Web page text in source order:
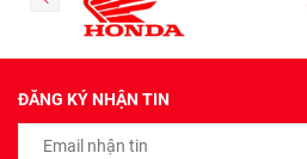
ĐĂNG KÝ NHẬN TIN